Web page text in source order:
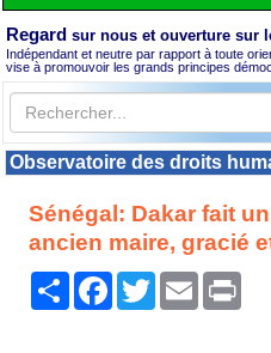
Regard sur nous et ouverture sur
Indépendant et neutre par rapport à toute
vise à promouvoir les grands principes
Observatoire des droits
Sénégal: Dakar fait
ancien maire, gracié
PartagerFacebook
TwitterEmail